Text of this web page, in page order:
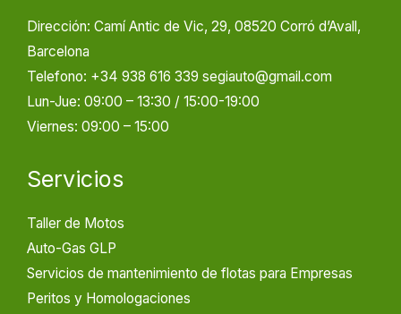
Dirección: Camí Antic de Vic, 29, 08520 Corró d’Avall,
Barcelona
Telefono: +34 938 616 339 segiauto@gmail.com
Lun-Jue: 09:00 – 13:30 / 15:00-19:00
Viernes: 09:00 – 15:00
Servicios
Taller de Motos
Auto-Gas GLP
Servicios de mantenimiento de flotas para Empresas
Peritos y Homologaciones